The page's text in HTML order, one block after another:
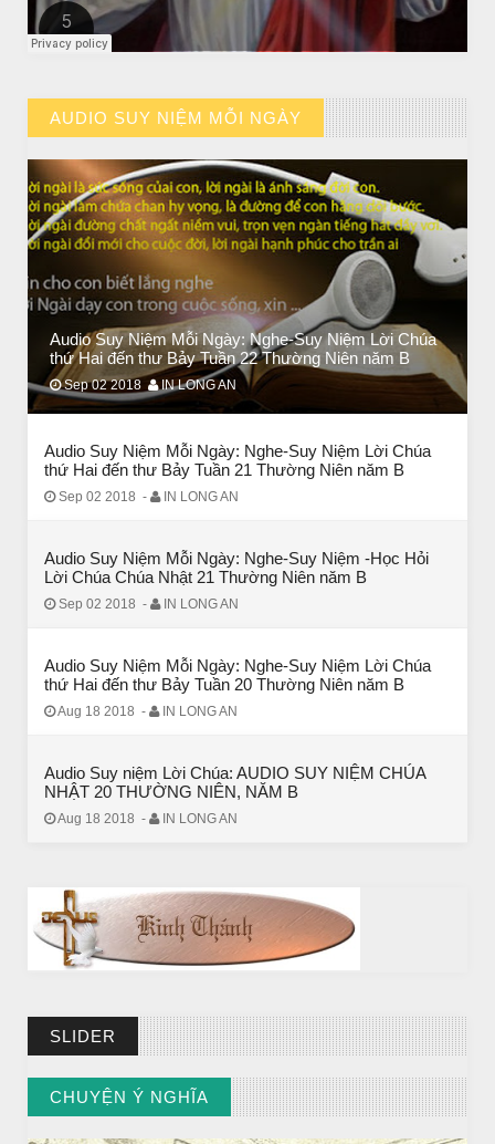
AUDIO SUY NIỆM MỖI NGÀY
// VIEW MORE BY AUDIO SUY NIỆM MỖI NGÀY
Audio Suy Niệm Mỗi Ngày: Nghe-Suy Niệm Lời Chúa
thứ Hai đến thư Bảy Tuần 22 Thường Niên năm B
Sep 02 2018 IN LONG AN
Audio Suy Niệm Mỗi Ngày: Nghe-Suy Niệm Lời Chúa
thứ Hai đến thư Bảy Tuần 21 Thường Niên năm B
Sep 02 2018 - IN LONG AN
Audio Suy Niệm Mỗi Ngày: Nghe-Suy Niệm -Học Hỏi
Lời Chúa Chúa Nhật 21 Thường Niên năm B
Sep 02 2018 - IN LONG AN
Audio Suy Niệm Mỗi Ngày: Nghe-Suy Niệm Lời Chúa
thứ Hai đến thư Bảy Tuần 20 Thường Niên năm B
Aug 18 2018 - IN LONG AN
Audio Suy niệm Lời Chúa: AUDIO SUY NIỆM CHÚA
NHẬT 20 THƯỜNG NIÊN, NĂM B
Aug 18 2018 - IN LONG AN
SLIDER
CHUYỆN Ý NGHĨA
// VIEW MORE BY CHUYỆN Ý NGHĨA
Chuyen Y Nghia: Thien Chua Luon Tha Thu
BÀI NỔI BẬT
HẠT GIỐNG TÂM HỒN
BÀI NỔI BẬT
BÀI NỔI BẬT
Huyền thoại vô danh - Bồ Tát đời thường